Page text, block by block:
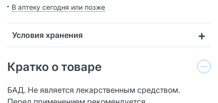
В аптеку сегодня или позже
Условия хранения
Кратко о товаре
БАД. Не является лекарственным средством.